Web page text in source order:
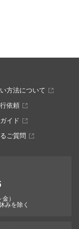
方法について
依頼
イド
ご質問
）
みを除く